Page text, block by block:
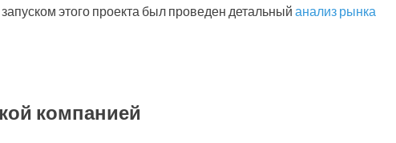
этого проекта был проведен детальный анализ рынка
компанией